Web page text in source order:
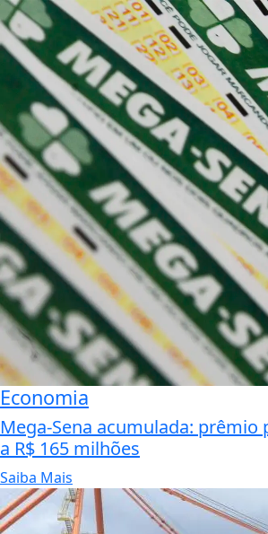
Economia
Mega-Sena acumulada: prêmio
a R$ 165 milhões
Saiba Mais